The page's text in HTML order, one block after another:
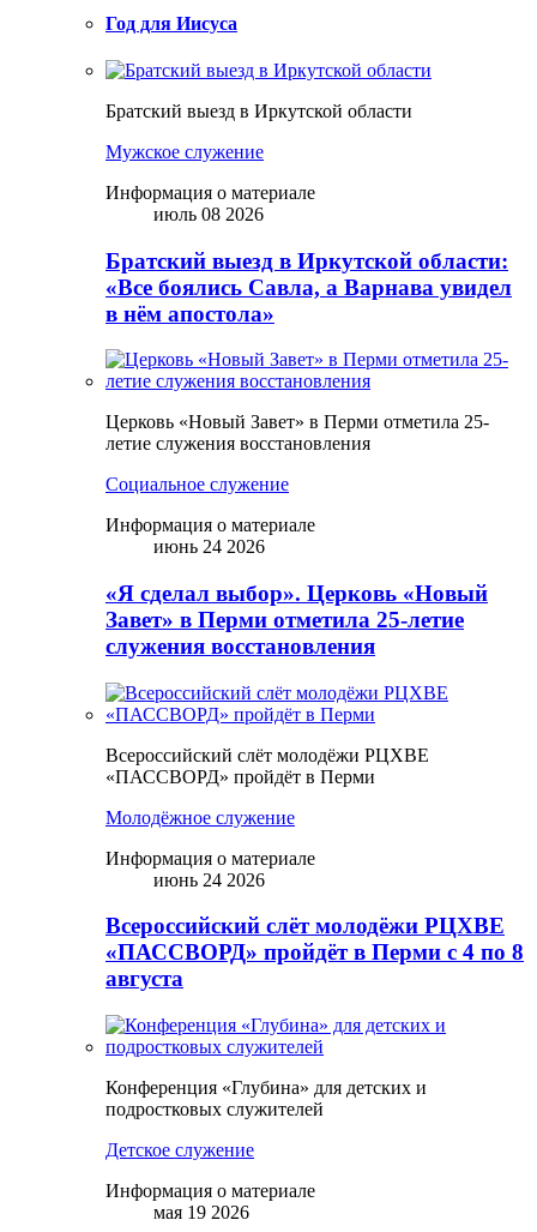
Год для Иисуса
Братский выезд в Иркутской области
Мужское служение
Информация о материале
июль 08 2026
Братский выезд в Иркутской области:
«Все боялись Савла, а Варнава увидел
в нём апостола»
Церковь «Новый Завет» в Перми отметила 25-
летие служения восстановления
Социальное служение
Информация о материале
июнь 24 2026
«Я сделал выбор». Церковь «Новый
Завет» в Перми отметила 25-летие
служения восстановления
Всероссийский слёт молодёжи РЦХВЕ
«ПАССВОРД» пройдёт в Перми
Молодёжное служение
Информация о материале
июнь 24 2026
Всероссийский слёт молодёжи РЦХВЕ
«ПАССВОРД» пройдёт в Перми с 4 по 8
августа
Конференция «Глубина» для детских и
подростковых служителей
Детское служение
Информация о материале
мая 19 2026